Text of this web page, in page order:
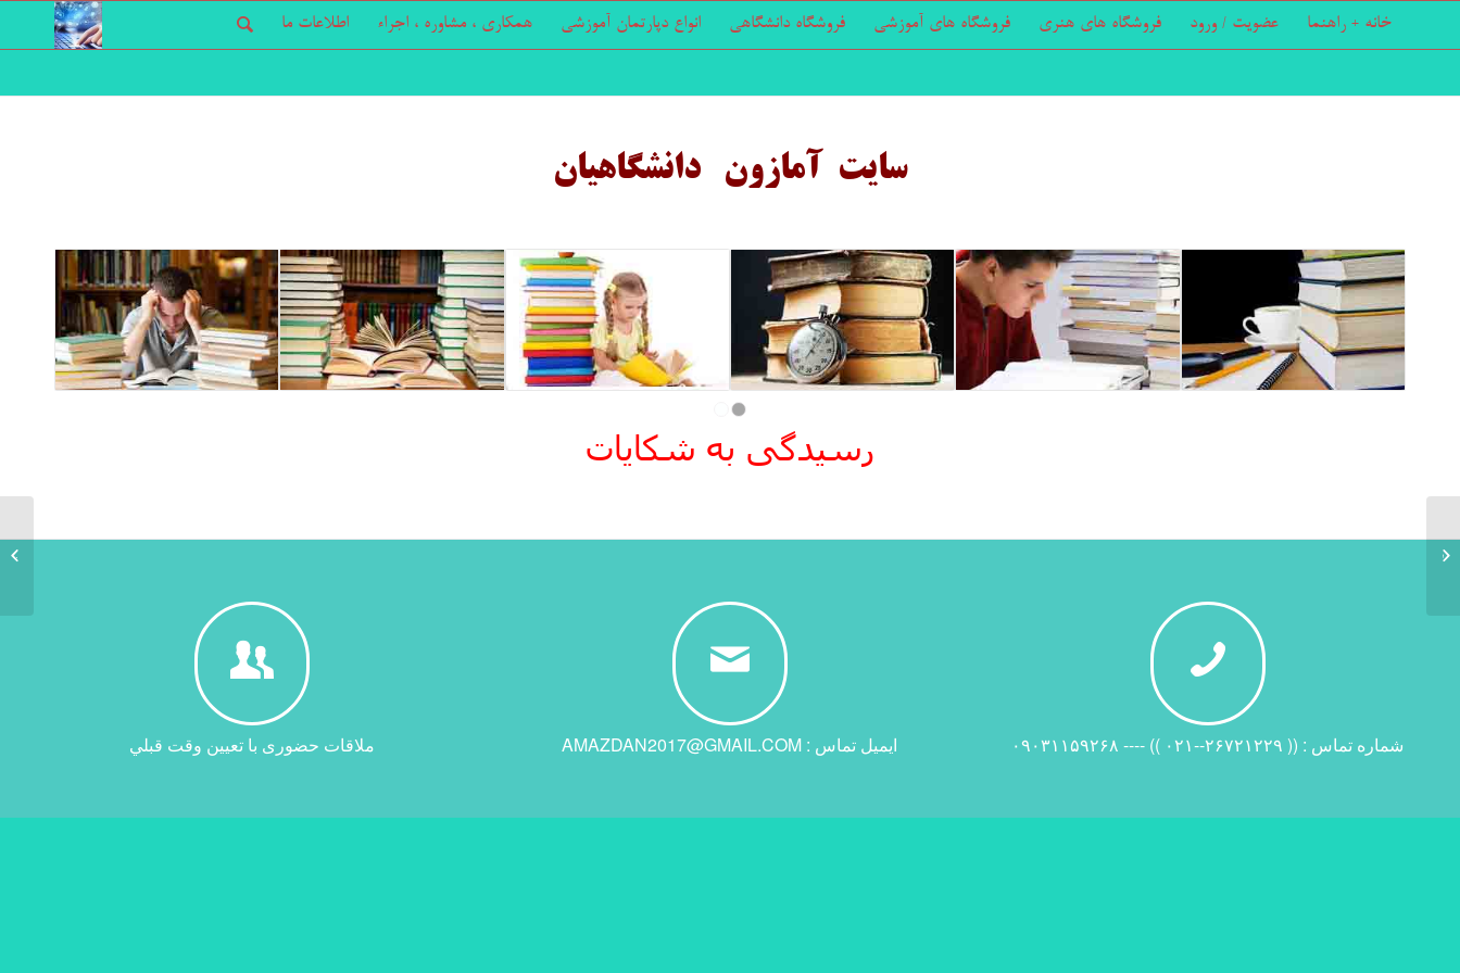
خانه + راهنما عضویت / ورود فروشگاه های هنری فروشگاه های آموزشی فروشگاه دانشگاهی انواع دپارتمان آموزشی همکاری ، مشاوره ، اجراء اطلاعات ما
سایت آمازون دانشگاهیان
رسیدگی به شکایات
ملاقات حضوری با تعيين وقت قبلي ایمیل تماس : AMAZDAN2017@GMAIL.COM شماره تماس : (( ۲۶۷۲۱۲۲۹--۰۲۱ )) ---- ۰۹۰۳۱۱۵۹۲۶۸
درباره ما